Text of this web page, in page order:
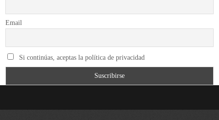
Email
Si continúas, aceptas la política de privacidad